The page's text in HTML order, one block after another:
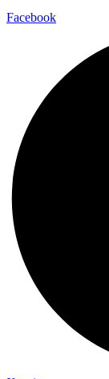
Facebook